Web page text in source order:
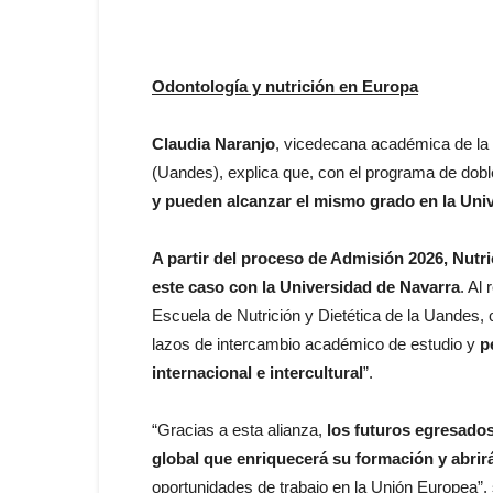
Odontología y nutrición en Europa
Claudia Naranjo, vicedecana académica de
(Uandes), explica que, con el programa de
y pueden alcanzar el mismo grado en la
A partir del proceso de Admisión 2026,
este caso con la Universidad de Navarra. Al
Escuela de Nutrición y Dietética de la
lazos de intercambio académico de estudio y
internacional e intercultural”.
“Gracias a esta alianza, los futuros
global que enriquecerá su formación y
oportunidades de trabajo en la Unión Europea”,